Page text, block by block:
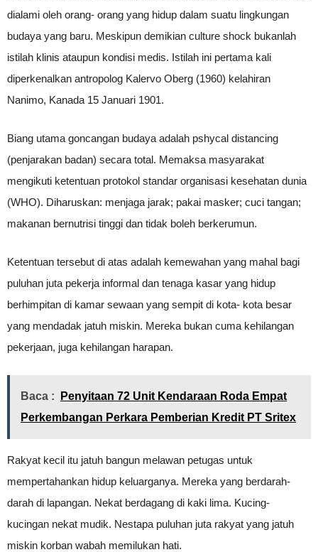
dialami oleh orang- orang yang hidup dalam suatu lingkungan
budaya yang baru. Meskipun demikian culture shock bukanlah
istilah klinis ataupun kondisi medis. Istilah ini pertama kali
diperkenalkan antropolog Kalervo Oberg (1960) kelahiran
Nanimo, Kanada 15 Januari 1901.
Biang utama goncangan budaya adalah pshycal distancing
(penjarakan badan) secara total. Memaksa masyarakat
mengikuti ketentuan protokol standar organisasi kesehatan dunia
(WHO). Diharuskan: menjaga jarak; pakai masker; cuci tangan;
makanan bernutrisi tinggi dan tidak boleh berkerumun.
Ketentuan tersebut di atas adalah kemewahan yang mahal bagi
puluhan juta pekerja informal dan tenaga kasar yang hidup
berhimpitan di kamar sewaan yang sempit di kota- kota besar
yang mendadak jatuh miskin. Mereka bukan cuma kehilangan
pekerjaan, juga kehilangan harapan.
Baca :
Penyitaan 72 Unit Kendaraan Roda Empat
Perkembangan Perkara Pemberian Kredit PT Sritex
Rakyat kecil itu jatuh bangun melawan petugas untuk
mempertahankan hidup keluarganya. Mereka yang berdarah-
darah di lapangan. Nekat berdagang di kaki lima. Kucing-
kucingan nekat mudik. Nestapa puluhan juta rakyat yang jatuh
miskin korban wabah memilukan hati.